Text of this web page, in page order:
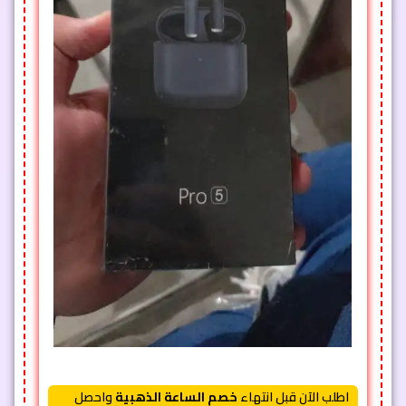
اطلب الآن قبل انتهاءخصم الساعة الذهبيةواحصل